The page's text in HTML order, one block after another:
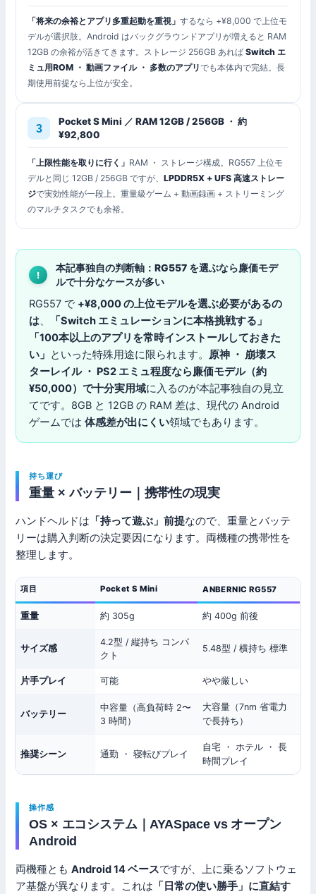
「将来の余裕とアプリ多重起動を重視」するなら +¥8,000 で上位モ
デルが選択肢。Android はバックグラウンドアプリが増えると RAM
12GB の余裕が活きてきます。ストレージ 256GB あればSwitch エ
ミュ用ROM ・ 動画ファイル ・ 多数のアプリでも本体内で完結。長
期使用前提なら上位が安全。
Pocket S Mini ／ RAM 12GB / 256GB ・ 約
¥92,800
「上限性能を取りに行く」 RAM ・ ストレージ構成。RG557 上位モ
デルと同じ 12GB / 256GB ですが、LPDDR5X + UFS 高速ストレー
ジで実効性能が一段上。重量級ゲーム + 動画録画 + ストリーミング
のマルチタスクでも余裕。
本記事独自の判断軸：RG557 を選ぶなら廉価モデ
ルで十分なケースが多い
RG557 で +¥8,000 の上位モデルを選ぶ必要があるの
は、
「Switch エミュレーションに本格挑戦する」
「100本以上のアプリを常時インストールしておきた
い」 といった特殊用途に限られます。 原神 ・ 崩壊ス
ターレイル ・ PS2 エミュ程度なら廉価モデル（約
¥50,000）で十分実用域に入るのが本記事独自の見立
てです。8GB と 12GB の RAM 差は、現代の Android
ゲームでは体感差が出にくい領域でもあります。
持ち運び
重量 × バッテリー｜携帯性の現実
ハンドヘルドは 「持って遊ぶ」前提なので、重量とバッテ
リーは購入判断の決定要因になります。両機種の携帯性を
整理します。
項目 Pocket S Mini ANBERNIC RG557
重量 約 305g 約 400g 前後
サイズ感
4.2型 / 縦持ち コンパ
クト
5.48型 / 横持ち 標準
片手プレイ 可能 やや厳しい
バッテリー
中容量（高負荷時 2〜
3 時間）
大容量（7nm 省電力
で長持ち）
推奨シーン 通勤 ・ 寝転びプレイ
自宅 ・ ホテル ・ 長
時間プレイ
操作感
OS × エコシステム｜AYASpace vs オープン
Android
両機種ともAndroid 14 ベースですが、上に乗るソフトウェ
ア基盤が異なります。これは 「日常の使い勝手」に直結す